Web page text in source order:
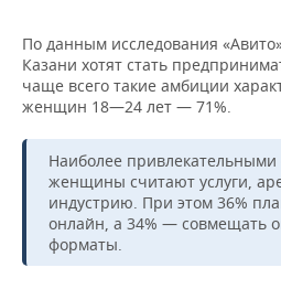
ОТКРЫТАЯ ЛЕКЦИЯ
БАСКЕТБОЛ
ВОЛЕЙБОЛ
КИБЕРСПОРТ
ФИГУРНОЕ КАТАНИЕ
ВОДНЫЕ ВИДЫ СПОРТА
ИНФРАСТРУКТУРА
ИСТОРИЯ
КУЛЬТУРА
МЕДИЦИНА
ОБРАЗОВАНИЕ
СПРАВОЧНИК
СПИСОК ПЕРСОН
СПИСОК КОМПАНИЙ
ПОЛНАЯ ВЕРСИЯ
По данным исследования
Казани хотят стать
чаще всего такие амбиции
женщин 18—24 лет — 71%.
Наиболее
женщины считают услуги,
индустрию. При этом 36%
онлайн, а 34% — совмещать
форматы.